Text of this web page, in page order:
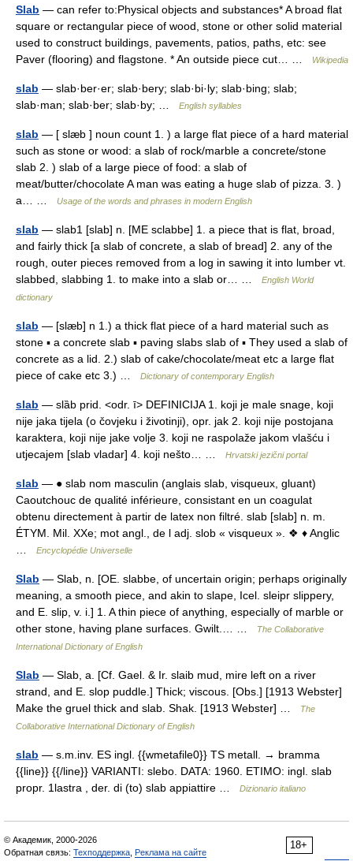
Slab — can refer to:Physical objects and substances* A broad flat
square or rectangular piece of wood, stone or other solid material
used to construct buildings, pavements, patios, paths, etc: see
Paver (flooring) and flagstone. * An outside piece cut… …
Wikipedia
slab — slab·ber·er; slab·bery; slab·bi·ly; slab·bing; slab;
slab·man; slab·ber; slab·by; …
English syllables
slab — [ slæb ] noun count 1. ) a large flat piece of a hard material
such as stone or wood: a slab of rock/marble a concrete/stone
slab 2. ) slab of a large piece of food: a slab of
meat/butter/chocolate A man was eating a huge slab of pizza. 3. )
a… …
Usage of the words and phrases in modern English
slab — slab1 [slab] n. [ME sclabbe] 1. a piece that is flat, broad,
and fairly thick [a slab of concrete, a slab of bread] 2. any of the
rough, outer pieces removed from a log in sawing it into lumber vt.
slabbed, slabbing 1. to make into a slab or… …
English World
dictionary
slab — [slæb] n 1.) a thick flat piece of a hard material such as
stone ▪ a concrete slab ▪ paving slabs slab of ▪ They used a slab of
concrete as a lid. 2.) slab of cake/chocolate/meat etc a large flat
piece of cake etc 3.) …
Dictionary of contemporary English
slab — slȁb prid. <odr. ī> DEFINICIJA 1. koji je male snage, koji
nije jaka tijela (o čovjeku i životinji), opr. jak 2. koji nije postojana
karaktera, koji nije jake volje 3. koji ne raspolaže jakom vlašću i
utjecajem [slab vladar] 4. koji nešto… …
Hrvatski jezični portal
slab — ● slab nom masculin (anglais slab, visqueux, gluant)
Caoutchouc de qualité inférieure, consistant en un coagulat
obtenu directement à partir de latex non filtré. slab [slab] n. m.
ÉTYM. Mil. XXe; mot angl., de l adj. slob « visqueux ». ❖ ♦ Anglic
Encyclopédie Universelle
Slab — Slab, n. [OE. slabbe, of uncertain origin; perhaps originally
meaning, a smooth piece, and akin to slape, Icel. sleipr slippery,
and E. slip, v. i.] 1. A thin piece of anything, especially of marble or
other stone, having plane surfaces. Gwilt.… …
The Collaborative
International Dictionary of English
Slab — Slab, a. [Cf. Gael. & Ir. slaib mud, mire left on a river
strand, and E. slop puddle.] Thick; viscous. [Obs.] [1913 Webster]
Make the gruel thick and slab. Shak. [1913 Webster] …
The
Collaborative International Dictionary of English
slab — s.m.inv. ES ingl. {{wmetafile0}} TS metall. → bramma
{{line}} {{/line}} VARIANTI: slebo. DATA: 1960. ETIMO: ingl. slab
propr. 1lastra , der. di (to) slab appiattire …
Dizionario italiano
18+
© Академик, 2000-2026
Обратная связь: Техподдержка Реклама на сайте